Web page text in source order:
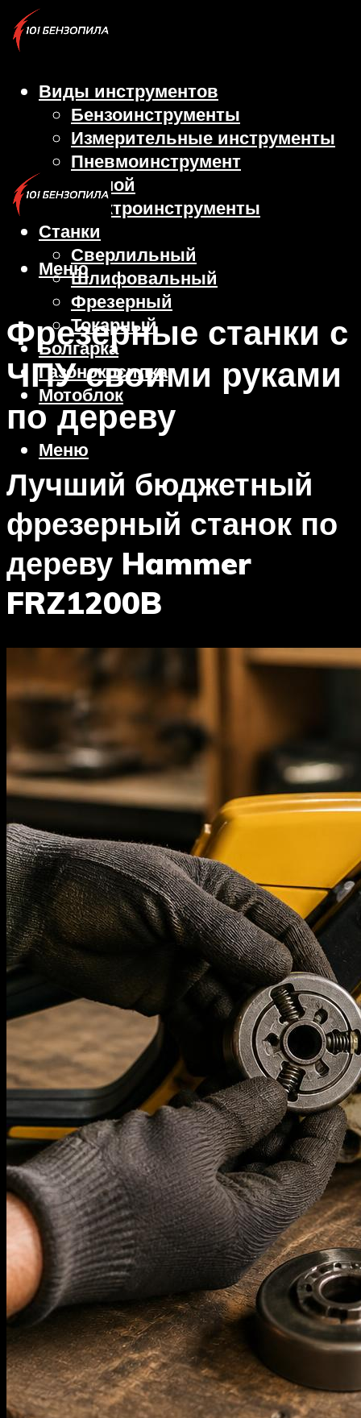
Виды инструментов
Бензоинструменты
Измерительные инструменты
Пневмоинструмент
Ручной
Электроинструменты
Станки
Сверлильный
Шлифовальный
Фрезерный
Токарный
Болгарка
Газонокосилка
Мотоблок
Меню
Меню
Фрезерные станки с
ЧПУ своими руками
по дереву
Лучший бюджетный
фрезерный станок по
дереву Hammer
FRZ1200B